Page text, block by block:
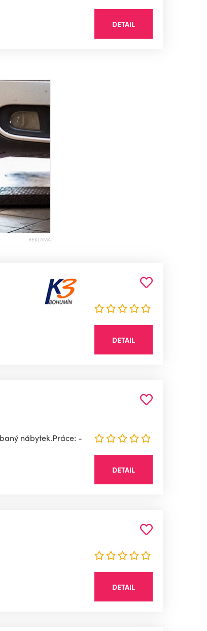
DETAIL
REKLAMA
DETAIL
nábytek.Práce: -
DETAIL
DETAIL